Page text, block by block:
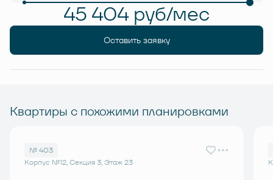
45 404 руб/мес
Оставить заявку
Квартиры с похожими планировками
№ 403
Корпус №12, Секция 3, Этаж 23